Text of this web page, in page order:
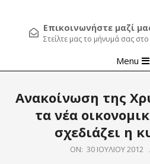
Επικοινωνήστε μαζί
Στείλτε μας το μήνυμά σας
Navigation
Menu
Ανακοίνωση της
τα νέα
σχεδιάζει η
ON: 30 ΙΟΥΛΊΟΥ 2012